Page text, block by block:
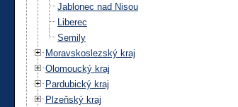
Jablonec nad Nisou
Liberec
Semily
Moravskoslezský kraj
Olomoucký kraj
Pardubický kraj
Plzeňský kraj